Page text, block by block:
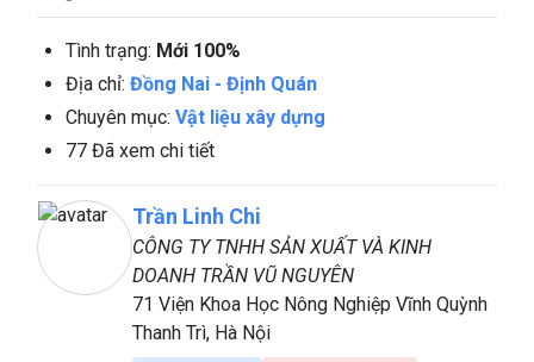
Tình trạng: Mới 100%
Địa chỉ: Đồng Nai - Định Quán
Chuyên mục: Vật liệu xây dựng
77 Đã xem chi tiết
Trần Linh Chi
CÔNG TY TNHH SẢN XUẤT VÀ KINH
DOANH TRẦN VŨ NGUYÊN
71 Viện Khoa Học Nông Nghiệp Vĩnh Quỳnh
Thanh Trì, Hà Nội